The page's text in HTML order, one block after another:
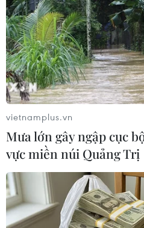
Theo dõi VietnamPlus
TIN LIÊN QUAN
vietnamplus.vn
Mưa lớn gây ngập cục
vực miền núi Quảng Trị